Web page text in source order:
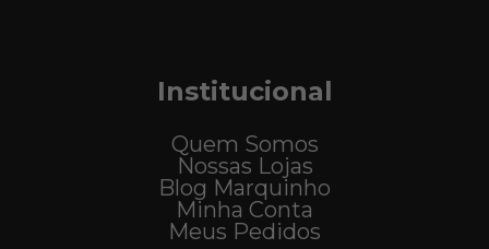
Institucional
Quem Somos
Nossas Lojas
Blog Marquinho
Minha Conta
Meus Pedidos